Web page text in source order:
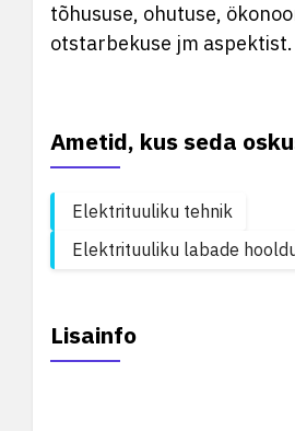
tõhususe, ohutuse,
otstarbekuse jm aspektist.
Ametid, kus seda
Elektrituuliku tehnik
Elektrituuliku labade
Lisainfo